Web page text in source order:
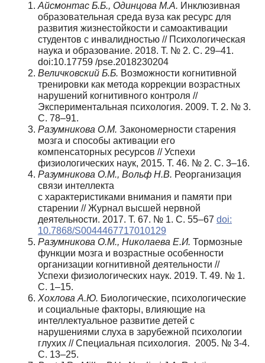
Айсмонтас Б.Б., Одинцова М.А. Инклюзивная
образовательная среда вуза как ресурс для
развития жизнестойкости и самоактивации
студентов с инвалидностью // Психологическая
наука и образование. 2018. Т. № 2. С. 29–41.
doi:10.17759 /pse.2018230204
Величковский Б.Б. Возможности когнитивной
тренировки как метода коррекции возрастных
нарушений когнитивного контроля //
Экспериментальная психология. 2009. T. 2. № 3.
C. 78–91.
Разумникова О.М. Закономерности старения
мозга и способы активации его
компенсаторных ресурсов // Успехи
физиологических наук, 2015. Т. 46. № 2. С. 3–16.
Разумникова О.М., Вольф Н.В. Реорганизация
связи интеллекта
с характеристиками внимания и памяти при
старении // Журнал высшей нервной
деятельности. 2017. Т. 67. № 1. С. 55–67 doi:
10.7868/S0044467717010129
Разумникова О.М., Николаева Е.И. Тормозные
функции мозга и возрастные особенности
организации когнитивной деятельности //
Успехи физиологических наук. 2019. Т. 49. № 1.
С. 1–15.
Хохлова А.Ю. Биологические, психологические
и социальные факторы, влияющие на
интеллектуальное развитие детей с
нарушениями слуха в зарубежной психологии
глухих // Специальная психология. 2005. № 3-4.
С. 13–25.